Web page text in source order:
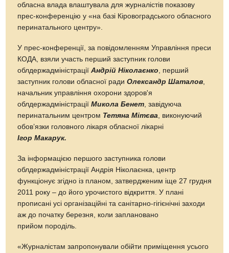
обласна влада влаштувала для журналістів показову
прес-конференцію у «на базі Кіровоградського обласного
перинатального центру».
У прес-конференції, за повідомленням Управління преси
КОДА, взяли участь перший заступник голови
облдержадміністраціїАндрій Ніколаєнко , перший
заступник голови обласної радиОлександр Шаталов
начальник управління охорони здоров'я
облдержадміністраціїМикола Бенет , завідуюча
перинатальним центром Тетяна Мітєва , виконуючий
обов’язки головного лікаря обласної лікарні
Ігор Макарук.
За інформацією першого заступника голови
облдержадміністрації Андрія Ніколаєнка, центр
функціонує згідно із планом, затвердженим іще 27 грудня
2011 року – до його урочистого відкриття. У плані
прописані усі організаційні та санітарно-гігієнічні заходи
аж до початку березня, коли заплановано
прийом породіль.
«Журналістам запропонували обійти приміщення усього